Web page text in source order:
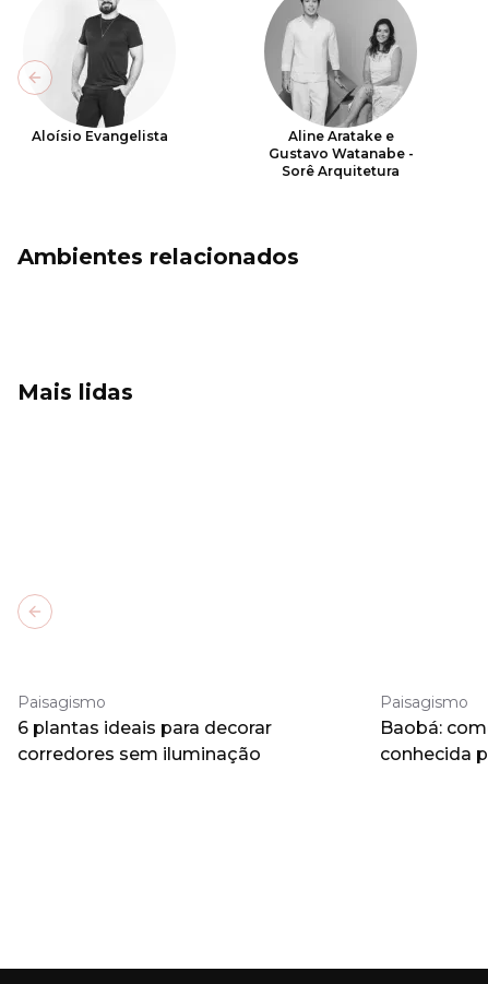
Aloísio Evangelista
Aline Aratake e
Gustavo Watanabe -
Sorê Arquitetura
Previous slide
Ambientes relacionados
Mais lidas
Paisagismo
6 plantas ideais para decorar
corredores sem iluminação
Paisagismo
Baobá:
conhecida
Previous slide